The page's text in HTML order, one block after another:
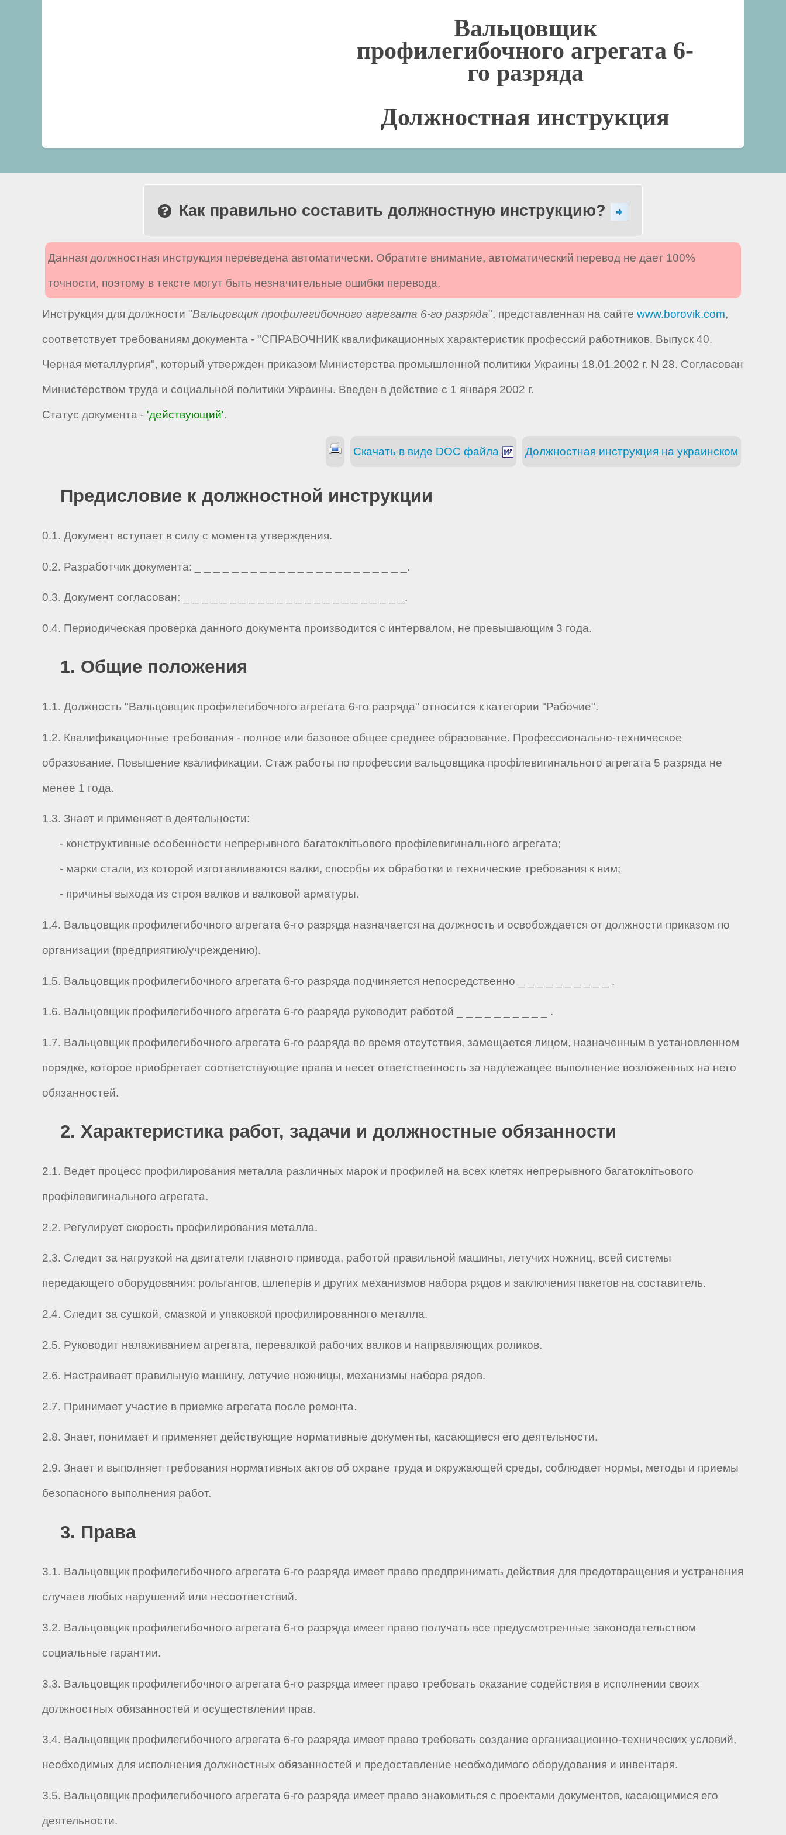
Вальцовщик
профилегибочного агрегата 6-
го разряда
Должностная инструкция
Как правильно составить должностную инструкцию?
Данная должностная инструкция переведена автоматически. Обратите внимание, автоматический перевод не дает 100%
точности, поэтому в тексте могут быть незначительные ошибки перевода.
Инструкция для должности "Вальцовщик профилегибочного агрегата 6-го разряда", представленная на сайте www.borovik.com,
соответствует требованиям документа - "СПРАВОЧНИК квалификационных характеристик профессий работников. Выпуск 40.
Черная металлургия", который утвержден приказом Министерства промышленной политики Украины 18.01.2002 г. N 28. Согласован
Министерством труда и социальной политики Украины. Введен в действие с 1 января 2002 г.
Статус документа - 'действующий'.
Должностная инструкция на украинском
Скачать в виде DOC файла
Предисловие к должностной инструкции
0.1. Документ вступает в силу с момента утверждения.
0.2. Разработчик документа: _ _ _ _ _ _ _ _ _ _ _ _ _ _ _ _ _ _ _ _ _ _ _.
0.3. Документ согласован: _ _ _ _ _ _ _ _ _ _ _ _ _ _ _ _ _ _ _ _ _ _ _ _.
0.4. Периодическая проверка данного документа производится с интервалом, не превышающим 3 года.
1. Общие положения
1.1. Должность "Вальцовщик профилегибочного агрегата 6-го разряда" относится к категории "Рабочие".
1.2. Квалификационные требования - полное или базовое общее среднее образование. Профессионально-техническое
образование. Повышение квалификации. Стаж работы по профессии вальцовщика профілевигинального агрегата 5 разряда не
менее 1 года.
1.3. Знает и применяет в деятельности:
- конструктивные особенности непрерывного багатоклітьового профілевигинального агрегата;
- марки стали, из которой изготавливаются валки, способы их обработки и технические требования к ним;
- причины выхода из строя валков и валковой арматуры.
1.4. Вальцовщик профилегибочного агрегата 6-го разряда назначается на должность и освобождается от должности приказом по
организации (предприятию/учреждению).
1.5. Вальцовщик профилегибочного агрегата 6-го разряда подчиняется непосредственно _ _ _ _ _ _ _ _ _ _ .
1.6. Вальцовщик профилегибочного агрегата 6-го разряда руководит работой _ _ _ _ _ _ _ _ _ _ .
1.7. Вальцовщик профилегибочного агрегата 6-го разряда во время отсутствия, замещается лицом, назначенным в установленном
порядке, которое приобретает соответствующие права и несет ответственность за надлежащее выполнение возложенных на него
обязанностей.
2. Характеристика работ, задачи и должностные обязанности
2.1. Ведет процесс профилирования металла различных марок и профилей на всех клетях непрерывного багатоклітьового
профілевигинального агрегата.
2.2. Регулирует скорость профилирования металла.
2.3. Следит за нагрузкой на двигатели главного привода, работой правильной машины, летучих ножниц, всей системы
передающего оборудования: рольгангов, шлеперів и других механизмов набора рядов и заключения пакетов на составитель.
2.4. Следит за сушкой, смазкой и упаковкой профилированного металла.
2.5. Руководит налаживанием агрегата, перевалкой рабочих валков и направляющих роликов.
2.6. Настраивает правильную машину, летучие ножницы, механизмы набора рядов.
2.7. Принимает участие в приемке агрегата после ремонта.
2.8. Знает, понимает и применяет действующие нормативные документы, касающиеся его деятельности.
2.9. Знает и выполняет требования нормативных актов об охране труда и окружающей среды, соблюдает нормы, методы и приемы
безопасного выполнения работ.
3. Права
3.1. Вальцовщик профилегибочного агрегата 6-го разряда имеет право предпринимать действия для предотвращения и устранения
случаев любых нарушений или несоответствий.
3.2. Вальцовщик профилегибочного агрегата 6-го разряда имеет право получать все предусмотренные законодательством
социальные гарантии.
3.3. Вальцовщик профилегибочного агрегата 6-го разряда имеет право требовать оказание содействия в исполнении своих
должностных обязанностей и осуществлении прав.
3.4. Вальцовщик профилегибочного агрегата 6-го разряда имеет право требовать создание организационно-технических условий,
необходимых для исполнения должностных обязанностей и предоставление необходимого оборудования и инвентаря.
3.5. Вальцовщик профилегибочного агрегата 6-го разряда имеет право знакомиться с проектами документов, касающимися его
деятельности.